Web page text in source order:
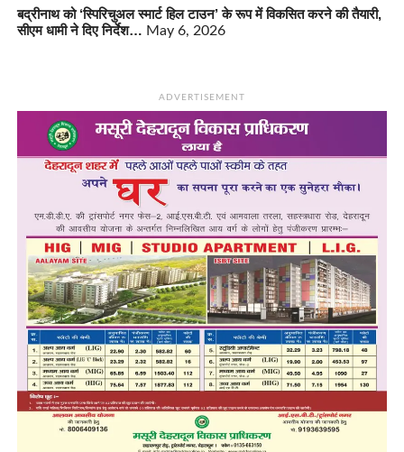
बद्रीनाथ को ‘स्पिरिचुअल स्मार्ट हिल टाउन’ के रूप में विकसित करने की तैयारी,
सीएम धामी ने दिए निर्देश… May 6, 2026
ADVERTISEMENT